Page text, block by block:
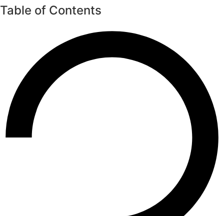
Table of Contents